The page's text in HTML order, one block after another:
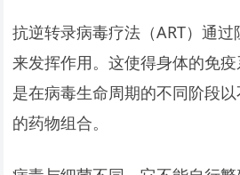
抗逆转录病毒疗法（ART）通
来发挥作用。这使得身体的免
是在病毒生命周期的不同阶段
的药物组合。